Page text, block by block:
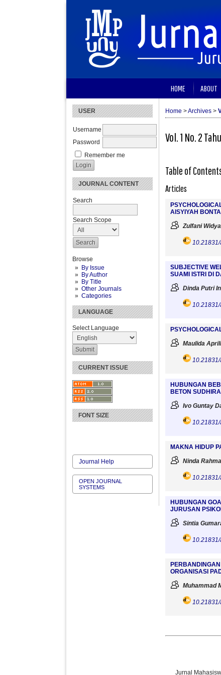
USER
Username
Password
Remember me
JOURNAL CONTENT
Search
Search Scope
Browse
By Issue
By Author
By Title
Other Journals
Categories
LANGUAGE
Select Language
CURRENT ISSUE
FONT SIZE
Journal Help
OPEN JOURNAL
SYSTEMS
HOME ABOUT
Home >Archives >
Vol. 1 No. 2
Table of
Articles
AISYIYAH
Zulfani
SUBJECTIVE
SUAMI ISTRI DI
Dinda Putri
Maulida
HUBUNGAN
BETON
Ivo Guntay
MAKNA HIDUP
Ninda
HUBUNGAN
JURUSAN
Sintia
ORGANISASI
Muhammad
Jurnal